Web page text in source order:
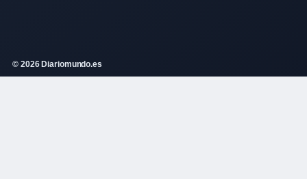
© 2026 Diariomundo.es